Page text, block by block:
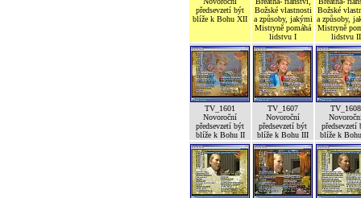
předsevzetí být
blíže k Bohu XII
Božské vlastnosti
a způsoby, jakými
Mistryně pomáhá
lidstvu I
Božské
a způsoby,
Mistryně
lidstvu II
TV_1601
Novoroční
předsevzetí být
blíže k Bohu II
TV_1607
Novoroční
předsevzetí být
blíže k Bohu III
TV_1608
předsevzetí
blíže k